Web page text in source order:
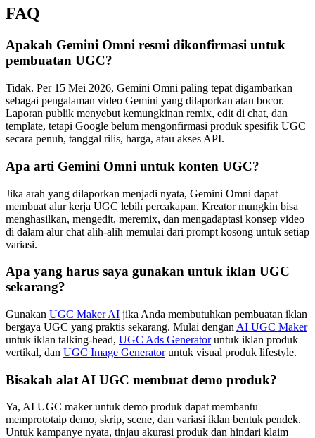
FAQ
Apakah Gemini Omni resmi dikonfirmasi untuk
pembuatan UGC?
Tidak. Per 15 Mei 2026, Gemini Omni paling tepat digambarkan
sebagai pengalaman video Gemini yang dilaporkan atau bocor.
Laporan publik menyebut kemungkinan remix, edit di chat, dan
template, tetapi Google belum mengonfirmasi produk spesifik UGC
secara penuh, tanggal rilis, harga, atau akses API.
Apa arti Gemini Omni untuk konten UGC?
Jika arah yang dilaporkan menjadi nyata, Gemini Omni dapat
membuat alur kerja UGC lebih percakapan. Kreator mungkin bisa
menghasilkan, mengedit, meremix, dan mengadaptasi konsep video
di dalam alur chat alih-alih memulai dari prompt kosong untuk setiap
variasi.
Apa yang harus saya gunakan untuk iklan UGC
sekarang?
Gunakan UGC Maker AI jika Anda membutuhkan pembuatan iklan
bergaya UGC yang praktis sekarang. Mulai dengan AI UGC Maker
untuk iklan talking-head, UGC Ads Generatoruntuk iklan produk
vertikal, dan UGC Image Generatoruntuk visual produk lifestyle.
Bisakah alat AI UGC membuat demo produk?
Ya, AI UGC maker untuk demo produk dapat membantu
memprototaip demo, skrip, scene, dan variasi iklan bentuk pendek.
Untuk kampanye nyata, tinjau akurasi produk dan hindari klaim